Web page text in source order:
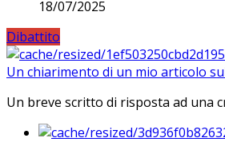
18/07/2025
Dibattito
Un chiarimento di un mio articolo
Un breve scritto di risposta ad una